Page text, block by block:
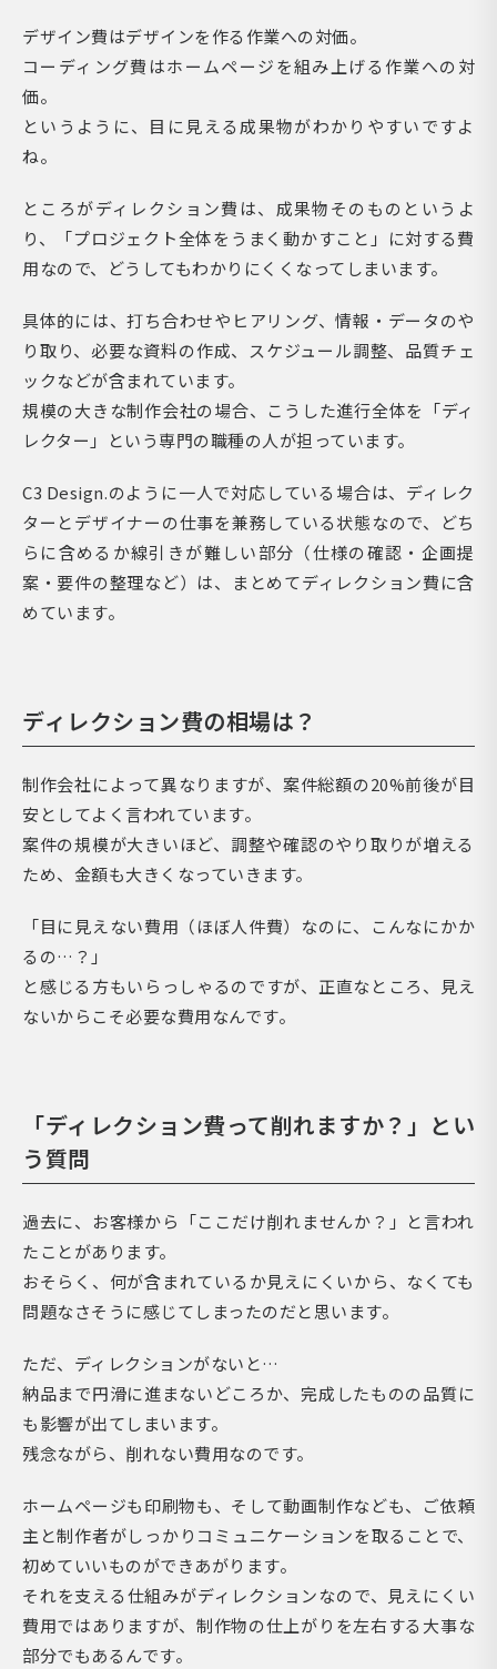
デザイン費はデザインを作る作業への対価。
コーディング費はホームページを組み上げる作業への対
価。
というように、目に見える成果物がわかりやすいですよ
ね。
ところがディレクション費は、成果物そのものというよ
り、「プロジェクト全体をうまく動かすこと」に対する費
用なので、どうしてもわかりにくくなってしまいます。
具体的には、打ち合わせやヒアリング、情報・データのや
り取り、必要な資料の作成、スケジュール調整、品質チェ
ックなどが含まれています。
規模の大きな制作会社の場合、こうした進行全体を「ディ
レクター」という専門の職種の人が担っています。
C3 Design.のように一人で対応している場合は、ディレク
ターとデザイナーの仕事を兼務している状態なので、どち
らに含めるか線引きが難しい部分（仕様の確認・企画提
案・要件の整理など）は、まとめてディレクション費に含
めています。
ディレクション費の相場は？
制作会社によって異なりますが、案件総額の20%前後が目
安としてよく言われています。
案件の規模が大きいほど、調整や確認のやり取りが増える
ため、金額も大きくなっていきます。
「目に見えない費用（ほぼ人件費）なのに、こんなにかか
るの…？」
と感じる方もいらっしゃるのですが、正直なところ、見え
ないからこそ必要な費用なんです。
「ディレクション費って削れますか？」とい
う質問
過去に、お客様から「ここだけ削れませんか？」と言われ
たことがあります。
おそらく、何が含まれているか見えにくいから、なくても
問題なさそうに感じてしまったのだと思います。
ただ、ディレクションがないと…
納品まで円滑に進まないどころか、完成したものの品質に
も影響が出てしまいます。
残念ながら、削れない費用なのです。
ホームページも印刷物も、そして動画制作なども、ご依頼
主と制作者がしっかりコミュニケーションを取ることで、
初めていいものができあがります。
それを支える仕組みがディレクションなので、見えにくい
費用ではありますが、制作物の仕上がりを左右する大事な
部分でもあるんです。